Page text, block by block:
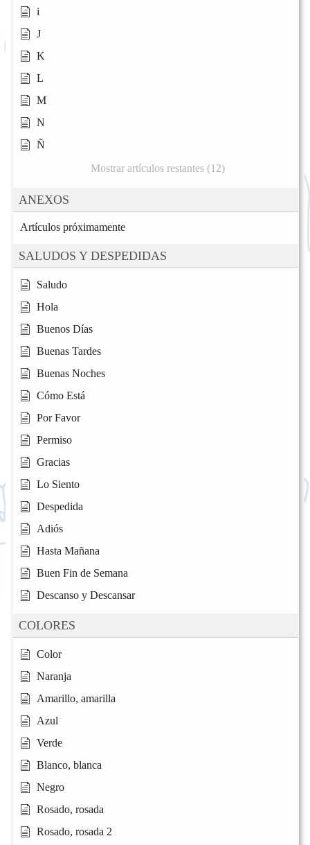
i
J
K
L
M
N
Ñ
Mostrar artículos restantes (12)
ANEXOS
Artículos próximamente
SALUDOS Y DESPEDIDAS
Saludo
Hola
Buenos Días
Buenas Tardes
Buenas Noches
Cómo Está
Por Favor
Permiso
Gracias
Lo Siento
Despedida
Adiós
Hasta Mañana
Buen Fin de Semana
Descanso y Descansar
COLORES
Color
Naranja
Amarillo, amarilla
Azul
Verde
Blanco, blanca
Negro
Rosado, rosada
Rosado, rosada 2